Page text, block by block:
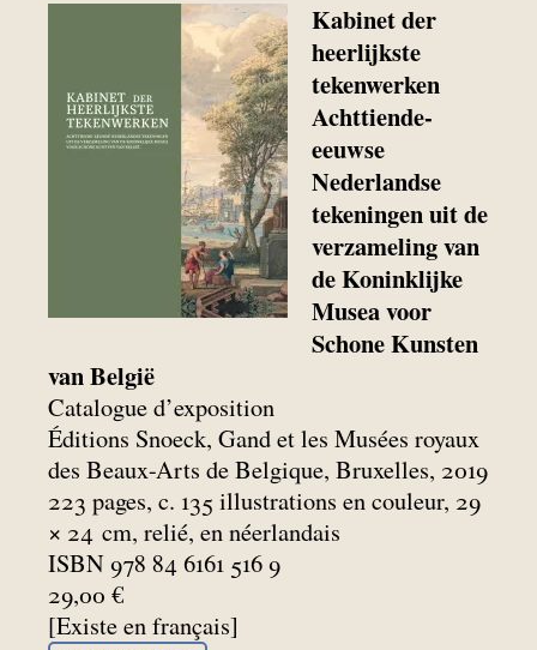
Kabinet der
heerlijkste
tekenwerken
Achttiende-
eeuwse
Nederlandse
tekeningen uit de
verzameling van
de Koninklijke
Musea voor
Schone Kunsten
van België
Catalogue d’exposition
Éditions Snoeck, Gand et les Musées royaux
des Beaux-Arts de Belgique, Bruxelles, 2019
223 pages, c. 135 illustrations en couleur, 29
× 24 cm, relié, en néerlandais
ISBN 978 84 6161 516 9
29,00 €
[Existe en français]